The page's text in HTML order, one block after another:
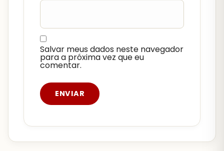
Salvar meus dados neste navegador
para a próxima vez que eu
comentar.